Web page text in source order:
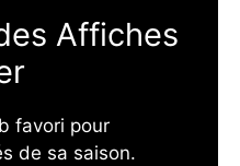
Affiches
favori pour
de sa saison.